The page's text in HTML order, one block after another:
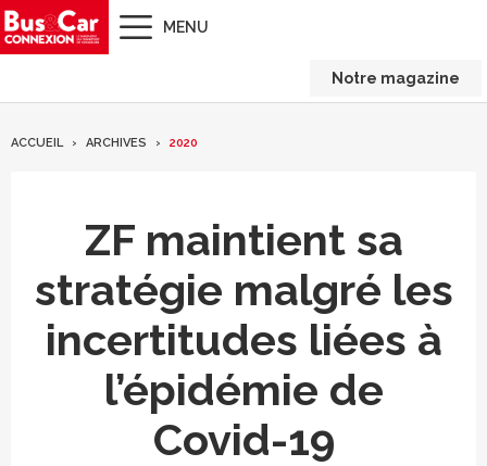
MENU
Notre magazine
ACCUEIL ARCHIVES 2020
ZF maintient sa
stratégie malgré les
incertitudes liées à
l’épidémie de
Covid-19